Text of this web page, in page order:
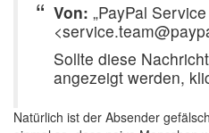
Von: „PayPal Service
Sollte diese
angezeigt werden,
Natürlich ist der Absender